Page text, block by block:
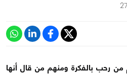
من رحب بالفكرة ومنهم من قال أنها